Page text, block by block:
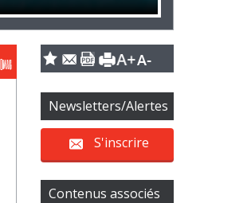
Newsletters/Alertes
S'inscrire
Contenus associés